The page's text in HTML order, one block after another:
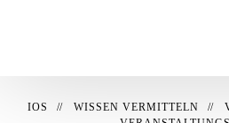
IOS WISSEN VERMITTELN